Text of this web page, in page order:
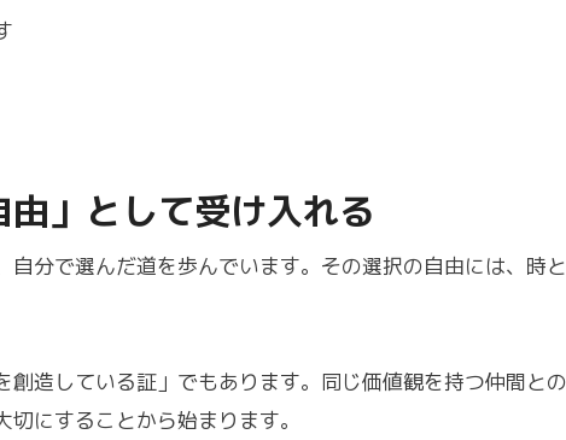
」として受け入れる
分で選んだ道を歩んでいます。その選択の自由には、時と
創造している証」でもあります。同じ価値観を持つ仲間との
にすることから始まります。